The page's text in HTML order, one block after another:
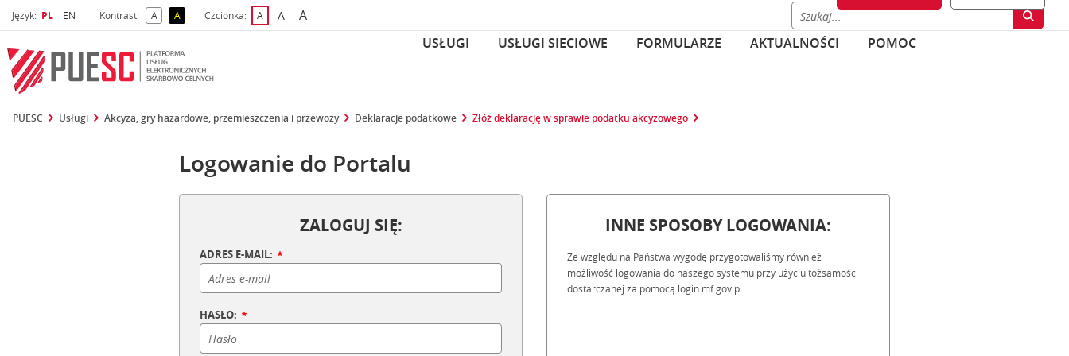
Język: Wybrany język
PL Wybierz język
EN Kontrast: Akontrast domyślny
Akontrast żółty tekst na czarnym tle
Czcionka: Adomyślna czcionka
Awiększa czcionka
Anajwiększa czcionka
USŁUGI
USŁUGI SIECIOWE FORMULARZE AKTUALNOŚCI POMOC
PUESC Usługi Akcyza, gry hazardowe, przemieszczenia i przewozy Deklaracje podatkowe Złóż deklarację w sprawie podatku akcyzowego
Logowanie do Portalu
ZALOGUJ SIĘ:
ADRES E-MAIL:
HASŁO:
INNE SPOSOBY LOGOWANIA:
Ze względu na Państwa wygodę przygotowaliśmy również
możliwość logowania do naszego systemu przy użyciu tożsamości
dostarczanej za pomocą login.mf.gov.pl